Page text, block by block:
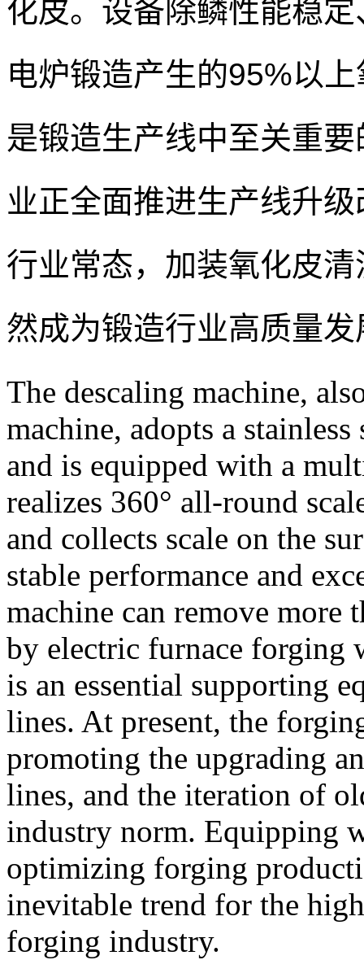
化皮。设备除鳞性能稳
电炉锻造产生的95%以
是锻造生产线中至关重
业正全面推进生产线升
行业常态，加装氧化皮
然成为锻造行业高质量
The descaling machine,
machine, adopts a
and is equipped with a
realizes 360° all-round
and collects scale on the
stable performance and
machine can remove more
by electric furnace forging
is an essential supporting
lines. At present, the
promoting the upgrading
lines, and the iteration of
industry norm. Equipping
optimizing forging
inevitable trend for the
forging industry.